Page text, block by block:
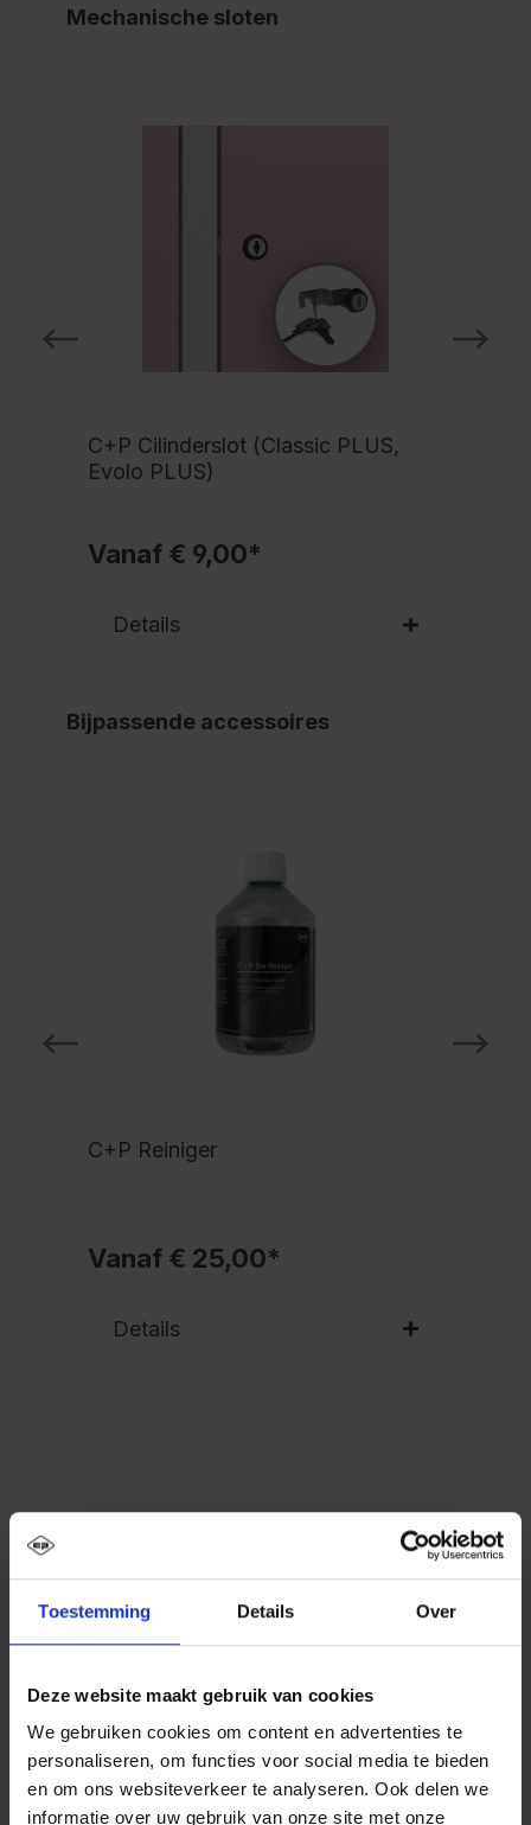
Toestemming Details Over
Deze website maakt gebruik van cookies
We gebruiken cookies om content en advertenties te
personaliseren, om functies voor social media te bieden
en om ons websiteverkeer te analyseren. Ook delen we
informatie over uw gebruik van onze site met onze
Mechanische sloten
C+P Cilinderslot (Classic PLUS,
Evolo PLUS)
Vanaf € 9,00*
Details
Bijpassende accessoires
C+P Reiniger
Vanaf € 25,00*
Details
Beschrijving
vakken voor 1 persoon, voor het apart opbergen